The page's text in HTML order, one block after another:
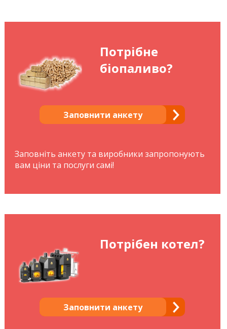
Потрібне
біопаливо?
Заповнити анкету
Заповніть анкету та виробники запропонують
вам ціни та послуги самі!
Потрібен котел?
Заповнити анкету